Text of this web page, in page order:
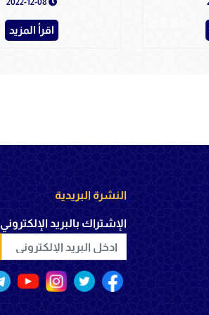
اقرأ المزيد
النشرة البريدية
الإشتراك بالبريد الإلكتروني